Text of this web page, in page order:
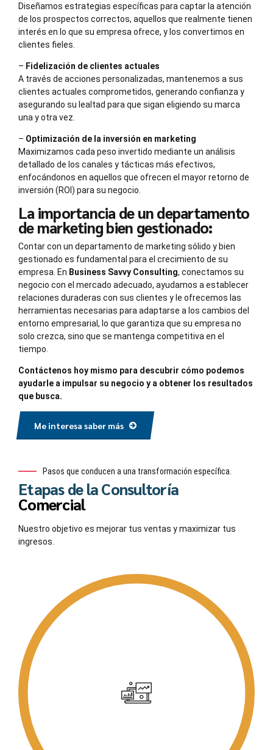
Diseñamos estrategias específicas para captar la atención
de los prospectos correctos, aquellos que realmente tienen
interés en lo que su empresa ofrece, y los convertimos en
clientes fieles.
– Fidelización de clientes actuales
A través de acciones personalizadas, mantenemos a sus
clientes actuales comprometidos, generando confianza y
asegurando su lealtad para que sigan eligiendo su marca
una y otra vez.
– Optimización de la inversión en marketing
Maximizamos cada peso invertido mediante un análisis
detallado de los canales y tácticas más efectivos,
enfocándonos en aquellos que ofrecen el mayor retorno de
inversión (ROI) para su negocio.
La importancia de un departamento
de marketing bien gestionado:
Contar con un departamento de marketing sólido y bien
gestionado es fundamental para el crecimiento de su
empresa. En Business Savvy Consulting, conectamos su
negocio con el mercado adecuado, ayudamos a establecer
relaciones duraderas con sus clientes y le ofrecemos las
herramientas necesarias para adaptarse a los cambios del
entorno empresarial, lo que garantiza que su empresa no
solo crezca, sino que se mantenga competitiva en el
tiempo.
Contáctenos hoy mismo para descubrir cómo podemos
ayudarle a impulsar su negocio y a obtener los resultados
que busca.
Me interesa saber más
Pasos que conducen a una transformación específica.
Etapas de la Consultoría
Comercial
Nuestro objetivo es mejorar tus ventas y maximizar tus
ingresos.